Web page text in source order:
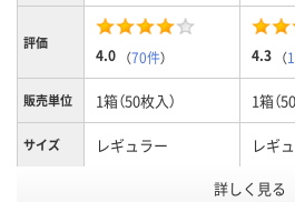
評価
4.0 （70件） 4.3 （
販売単位 1箱（50枚入） 1箱（
サイズ レギュラー レギ
個包装
詳しく見る